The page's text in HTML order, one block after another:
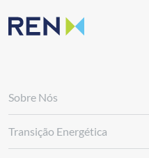
Sobre Nós
Transição Energética